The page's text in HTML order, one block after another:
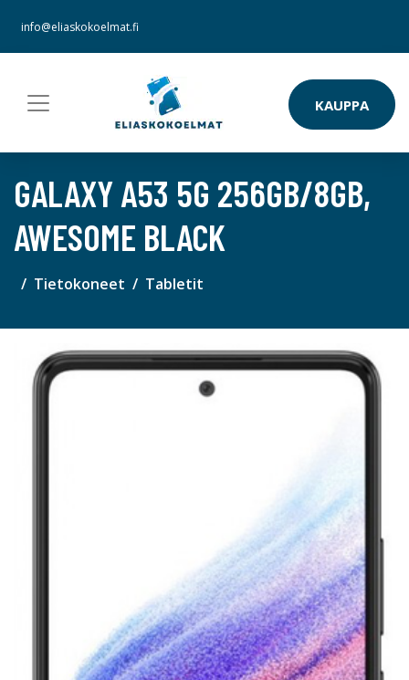
info@eliaskokoelmat.fi
KAUPPA
GALAXY A53 5G 256GB/8GB,
AWESOME BLACK
Tietokoneet Tabletit